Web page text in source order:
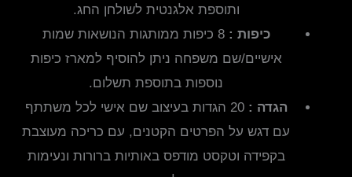
ותוספת אלגנטית לשולחן החג.
כיפות :
8 כיפות ממותגות הנושאות שמות
אישיים/שם משפחה ניתן להוסיף למארז כיפות
נוספות בתוספת תשלום.
הגדה :
20 הגדות בעיצוב שם אישי לכל משתתף
עם דגש על הפרטים הקטנים, עם כריכה מעוצבת
בקפידה וטקסט מודפס באותיות ברורות ונעימות